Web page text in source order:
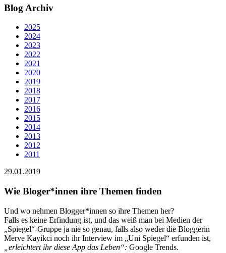
Blog Archiv
2025
2024
2023
2022
2021
2020
2019
2018
2017
2016
2015
2014
2013
2012
2011
29.01.2019
Wie Bloger*innen ihre Themen finden
Und wo nehmen Blogger*innen so ihre Themen her?
Falls es keine Erfindung ist, und das weiß man bei Medien der
„Spiegel“-Gruppe ja nie so genau, falls also weder die Bloggerin
Merve Kayikci noch ihr Interview im „Uni Spiegel“ erfunden ist,
„erleichtert ihr diese App das Leben“: Google Trends.